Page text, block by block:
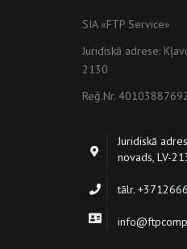
SIA «FTP Service»
Juridiskā adrese:
2130
Reģ.Nr. 40103887692
Juridiskā
novads, LV-
tālr.